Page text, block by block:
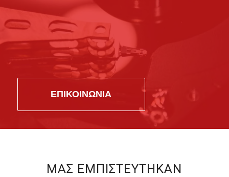
ΕΠΙΚΟΙΝΩΝΙΑ
ΜΑΣ ΕΜΠΙΣΤΕΥΤΗΚΑΝ